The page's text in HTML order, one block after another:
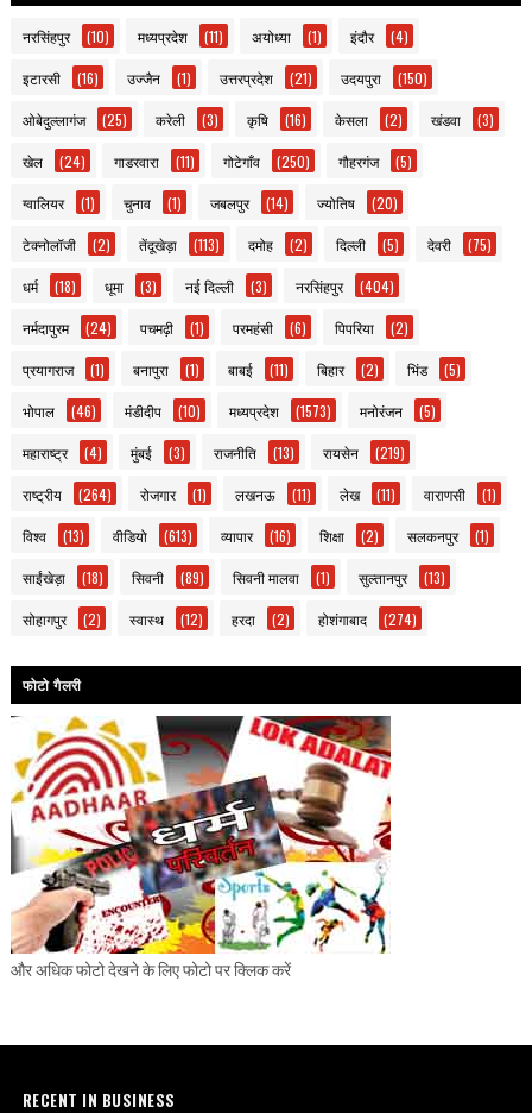
नरसिंहपुर (10) मध्यप्रदेश (11) अयोध्या (1) इंदौर (4)
इटारसी (16) उज्जैन (1) उत्तरप्रदेश (21) उदयपुरा (150)
ओबेदुल्लागंज (25) करेली (3) कृषि (16) केसला (2) खंडवा (3)
खेल (24) गाडरवारा (11) गोटेगाँव (250) गौहरगंज (5)
ग्वालियर (1) चुनाव (1) जबलपुर (14) ज्योतिष (20)
टेक्नोलॉजी (2) तेंदूखेड़ा (113) दमोह (2) दिल्ली (5) देवरी (75)
धर्म (18) धूमा (3) नई दिल्ली (3) नरसिंहपुर (404)
नर्मदापुरम (24) पचमढ़ी (1) परमहंसी (6) पिपरिया (2)
प्रयागराज (1) बनापुरा (1) बाबई (11) बिहार (2) भिंड (5)
भोपाल (46) मंडीदीप (10) मध्यप्रदेश (1573) मनोरंजन (5)
महाराष्ट्र (4) मुंबई (3) राजनीति (13) रायसेन (219)
राष्ट्रीय (264) रोजगार (1) लखनऊ (11) लेख (11) वाराणसी (1)
विश्व (13) वीडियो (613) व्यापार (16) शिक्षा (2) सलकनपुर (1)
साईंखेड़ा (18) सिवनी (89) सिवनी मालवा (1) सुल्तानपुर (13)
सोहागपुर (2) स्वास्थ (12) हरदा (2) होशंगाबाद (274)
फोटो गैलरी
और अधिक फोटो देखने के लिए फोटो पर क्लिक करें
RECENT IN BUSINESS